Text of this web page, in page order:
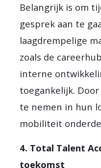
Belangrijk is om
gesprek aan te
laagdrempelige
zoals de
interne
toegankelijk.
te nemen in hun
mobiliteit
4. Total Talent
toekomst